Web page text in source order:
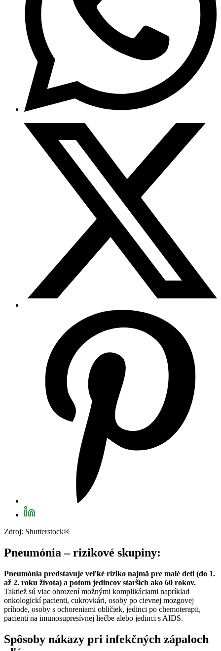
Zdroj: Shutterstock®
Pneumónia – rizikové skupiny:
Pneumónia predstavuje veľké riziko najmä pre malé deti (do 1.
až 2. roku života) a potom jedincov starších ako 60 rokov.
Taktiež sú viac ohrození možnými komplikáciami napríklad
onkologickí pacienti, cukrovkári, osoby po cievnej mozgovej
príhode, osoby s ochoreniami obličiek, jedinci po chemoterapii,
pacienti na imunosupresívnej liečbe alebo jedinci s AIDS.
Spôsoby nákazy pri infekčných zápaloch